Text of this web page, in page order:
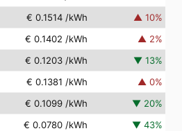
€ 0.1514 /kWh ▲ 10%
€ 0.1402 /kWh ▲ 2%
€ 0.1203 /kWh ▼ 13%
€ 0.1381 /kWh ▲ 0%
€ 0.1099 /kWh ▼ 20%
€ 0.0780 /kWh ▼ 43%